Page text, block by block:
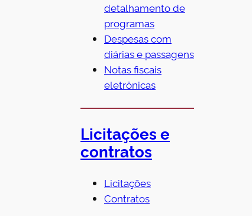
detalhamento de
programas
Despesas com
diárias e passagens
Notas fiscais
eletrônicas
Licitações e
contratos
Licitações
Contratos